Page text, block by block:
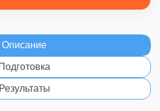
Описание
Подготовка
Результаты